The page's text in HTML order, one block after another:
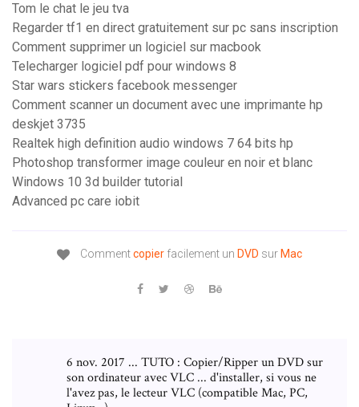
Tom le chat le jeu tva
Regarder tf1 en direct gratuitement sur pc sans inscription
Comment supprimer un logiciel sur macbook
Telecharger logiciel pdf pour windows 8
Star wars stickers facebook messenger
Comment scanner un document avec une imprimante hp
deskjet 3735
Realtek high definition audio windows 7 64 bits hp
Photoshop transformer image couleur en noir et blanc
Windows 10 3d builder tutorial
Advanced pc care iobit
Commentcopier facilement un DVD sur Mac
6 nov. 2017 ... TUTO : Copier/Ripper un DVD sur
son ordinateur avec VLC ... d'installer, si vous ne
l'avez pas, le lecteur VLC (compatible Mac, PC,